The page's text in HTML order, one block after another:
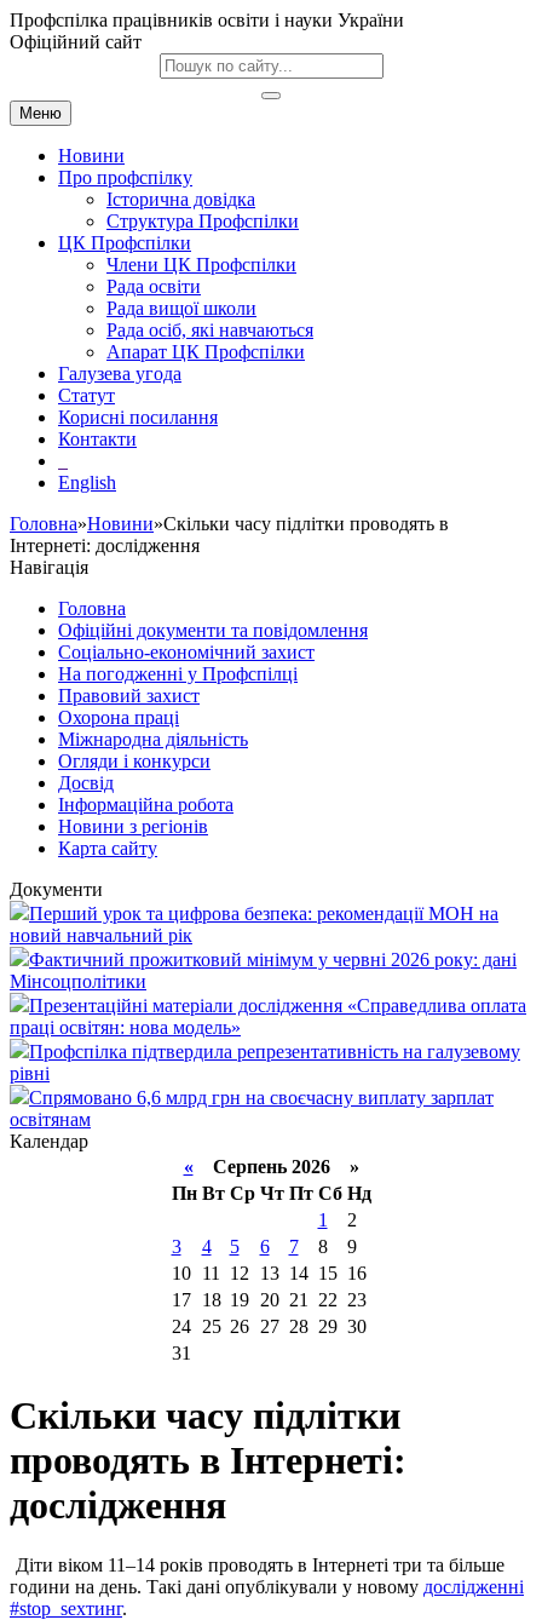
Профспілка працівників освіти і науки України
Офіційний сайт
Меню
Новини
Про профспілку
Історична довідка
Структура Профспілки
ЦК Профспілки
Члени ЦК Профспілки
Рада освіти
Рада вищої школи
Рада осіб, які навчаються
Апарат ЦК Профспілки
Галузева угода
Статут
Корисні посилання
Контакти
English
Головна»Новини»Скільки часу підлітки проводять в
Інтернеті: дослідження
Навігація
Головна
Офіційні документи та повідомлення
Соціально-економічний захист
На погодженні у Профспілці
Правовий захист
Охорона праці
Міжнародна діяльність
Огляди і конкурси
Досвід
Інформаційна робота
Новини з регіонів
Карта сайту
Документи
Перший урок та цифрова безпека: рекомендації МОН на
новий навчальний рік
Фактичний прожитковий мінімум у червні 2026 року: дані
Мінсоцполітики
Презентаційні матеріали дослідження «Справедлива оплата
праці освітян: нова модель»
Профспілка підтвердила репрезентативність на галузевому
рівні
Спрямовано 6,6 млрд грн на своєчасну виплату зарплат
освітянам
Календар
«Серпень 2026 »
Пн Вт Ср Чт Пт Сб Нд
1
2
3
4 5 6 7 8
9
10
11 12 13 14 15 16
17
18 19 20 21 22 23
24
25 26 27 28 29 30
31
Скільки часу підлітки
проводять в Інтернеті:
дослідження
Діти віком 11–14 років проводять в Інтернеті три та більше
години на день. Такі дані опублікували у новому дослідженні
#stop_sexтинг.